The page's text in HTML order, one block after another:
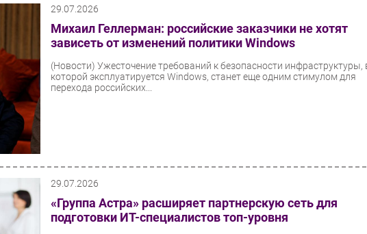
29.07.2026
Михаил Геллерман: российские заказчики не хотят
зависеть от изменений политики Windows
(Новости)Ужесточение требований к безопасности инфраструктуры,
которой эксплуатируется Windows, станет еще одним стимулом для
перехода российских...
29.07.2026
«Группа Астра» расширяет партнерскую сеть для
подготовки ИТ-специалистов топ-уровня